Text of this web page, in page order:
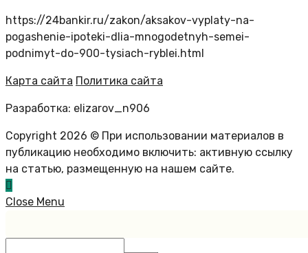
https://24bankir.ru/zakon/aksakov-vyplaty-na-
pogashenie-ipoteki-dlia-mnogodetnyh-semei-
podnimyt-do-900-tysiach-ryblei.html
Карта сайта Политика сайта
Разработка: elizarov_n906
Copyright 2026 © При использовании материалов в
публикацию необходимо включить: активную ссылку
на статью, размещенную на нашем сайте.
Close Menu